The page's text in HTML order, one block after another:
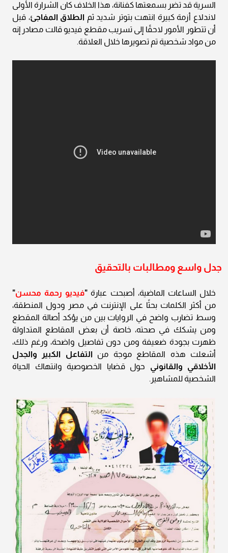
السرية قد تضر بسمعتها كفنانة، هذا الخلاف كان الشرارة الأولى
لاندلاع أزمة كبيرة انتهت بتوتر شديد ثم الطلاق المفاجئ، قبل
أن تتطور الأمور لاحقًا إلى تسريب مقطع فيديو قالت مصادر إنه
من مواد شخصية تم تصويرها خلال العلاقة.
جدل واسع ومطالبات بالتحقيق
خلال الساعات الماضية، أصبحت عبارة "فيديو رحمة محسن"
من أكثر الكلمات بحثًا على الإنترنت في مصر ودول المنطقة،
وسط تضارب واضح في الروايات بين من يؤكد أصالة المقطع
ومن يشكك في صحته، خاصة أن بعض المقاطع المتداولة
ظهرت بجودة ضعيفة ومن دون تفاصيل واضحة، ورغم ذلك،
أشعلت هذه المقاطع موجة من التفاعل الكبير والجدل
الأخلاقي والقانوني حول قضايا الخصوصية وانتهاك الحياة
الشخصية للمشاهير.